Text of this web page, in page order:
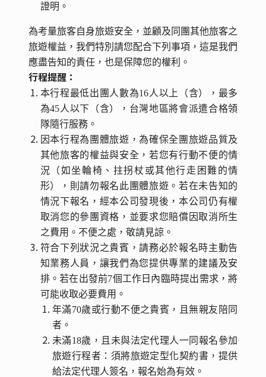
證明。
為考量旅客自身旅遊安全，並顧及同團其他旅客之
旅遊權益，我們特別請您配合下列事項，這是我們
應盡告知的責任，也是保障您的權利。
行程提醒：
本行程最低出團人數為16人以上（含），最多
為45人以下（含），台灣地區將會派遣合格領
隊隨行服務。
因本行程為團體旅遊，為確保全團旅遊品質及
其他旅客的權益與安全，若您有行動不便的情
況（如坐輪椅、拄拐杖或其他行走困難的情
形），則請勿報名此團體旅遊。若在未告知的
情況下報名，經本公司發現後，本公司仍有權
取消您的參團資格，並要求您賠償因取消所生
之費用。不便之處，敬請見諒。
符合下列狀況之貴賓，請務必於報名時主動告
知業務人員，讓我們為您提供專業的建議及安
排。若在出發前7個工作日內臨時提出需求，將
可能收取必要費用。
年滿70歲或行動不便之貴賓，且無親友陪同
者。
未滿18歲，且未與法定代理人一同報名參加
旅遊行程者：須將旅遊定型化契約書，提供
給法定代理人簽名，報名始為有效。